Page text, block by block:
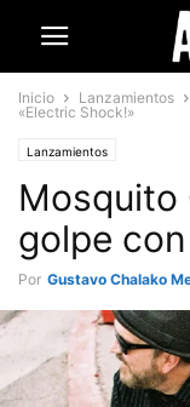
Inicio Lanzamientos
«Electric Shock!»
Lanzamientos
Mosquito
golpe
Por Gustavo Chalako